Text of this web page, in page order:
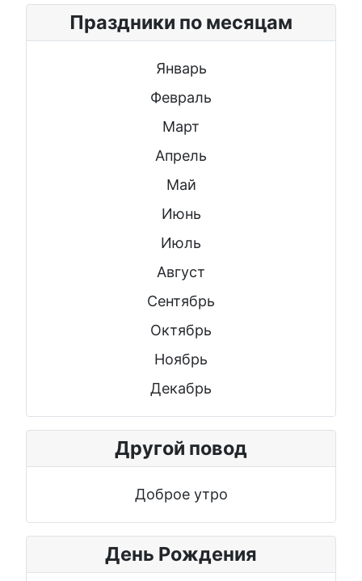
Праздники по месяцам
Январь
Февраль
Март
Апрель
Май
Июнь
Июль
Август
Сентябрь
Октябрь
Ноябрь
Декабрь
Другой повод
Доброе утро
День Рождения